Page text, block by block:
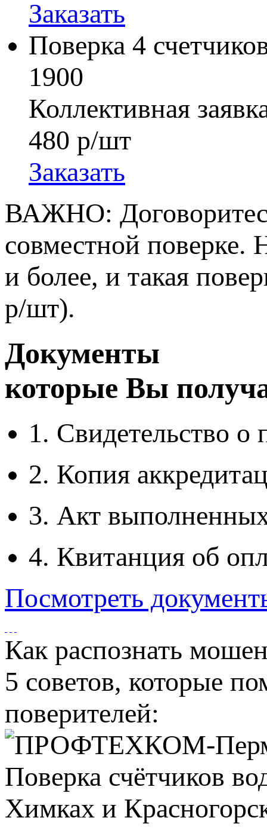
Заказать
Поверка 4
1900
Коллективная
480 р/шт
Заказать
ВАЖНО:
совместной поверке.
и более, и такая
р/шт).
Документы
которые Вы
1. Свидетельство
2. Копия
3. Акт
4. Квитанция об
Посмотреть
Как распознать
5 советов, которые
поверителей: